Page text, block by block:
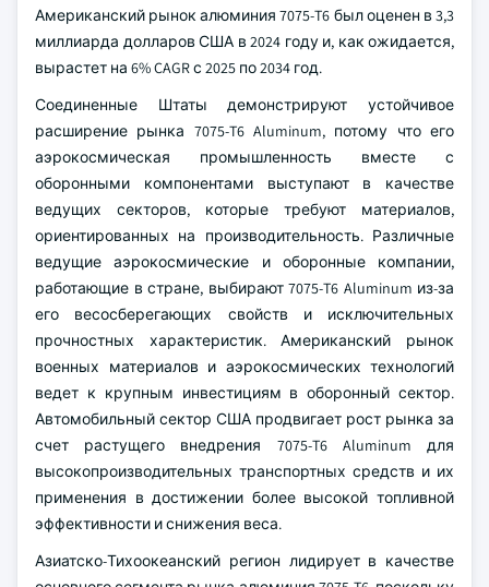
Американский рынок алюминия 7075-T6 был оценен в 3,3
миллиарда долларов США в 2024 году и, как ожидается,
вырастет на 6% CAGR с 2025 по 2034 год.
Соединенные Штаты демонстрируют устойчивое
расширение рынка 7075-T6 Aluminum, потому что его
аэрокосмическая промышленность вместе с
оборонными компонентами выступают в качестве
ведущих секторов, которые требуют материалов,
ориентированных на производительность. Различные
ведущие аэрокосмические и оборонные компании,
работающие в стране, выбирают 7075-T6 Aluminum из-за
его весосберегающих свойств и исключительных
прочностных характеристик. Американский рынок
военных материалов и аэрокосмических технологий
ведет к крупным инвестициям в оборонный сектор.
Автомобильный сектор США продвигает рост рынка за
счет растущего внедрения 7075-T6 Aluminum для
высокопроизводительных транспортных средств и их
применения в достижении более высокой топливной
эффективности и снижения веса.
Азиатско-Тихоокеанский регион лидирует в качестве